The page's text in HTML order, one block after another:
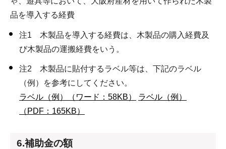
品を導入する経費
注1 木製品を導入する経費は、木製品の購入経費及
び木製品の運搬経費をいう。
注2 木製品に貼付するラベル等は、下記のラベル
（例）を参考にしてください。
ラベル（例）（ワード：58KB）
ラベル（例）
（PDF：165KB）
6.補助金の額